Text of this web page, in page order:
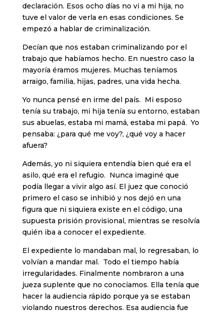
declaración. Esos ocho días no vi a mi hija, no
tuve el valor de verla en esas condiciones. Se
empezó a hablar de criminalización.
Decían que nos estaban criminalizando por el
trabajo que habíamos hecho. En nuestro caso la
mayoría éramos mujeres. Muchas teníamos
arraigo, familia, hijas, padres, una vida hecha.
Yo nunca pensé en irme del país. Mi esposo
tenía su trabajo, mi hija tenía su entorno, estaban
sus abuelas, estaba mi mamá, estaba mi papá. Yo
pensaba: ¿para qué me voy?, ¿qué voy a hacer
afuera?
Además, yo ni siquiera entendía bien qué era el
asilo, qué era el refugio. Nunca imaginé que
podía llegar a vivir algo así. El juez que conoció
primero el caso se inhibió y nos dejó en una
figura que ni siquiera existe en el código, una
supuesta prisión provisional, mientras se resolvía
quién iba a conocer el expediente.
El expediente lo mandaban mal, lo regresaban, lo
volvían a mandar mal. Todo el tiempo había
irregularidades. Finalmente nombraron a una
jueza suplente que no conocíamos. Ella tenía que
hacer la audiencia rápido porque ya se estaban
violando nuestros derechos. Esa audiencia fue